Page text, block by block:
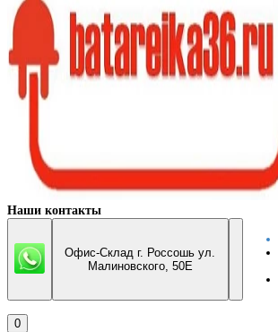
Наши контакты
Офис-Склад г. Россошь ул.
Малиновского, 50Е
0